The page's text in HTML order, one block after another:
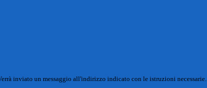
inviato un messaggio all'indirizzo indicato con le istruzioni necessarie.